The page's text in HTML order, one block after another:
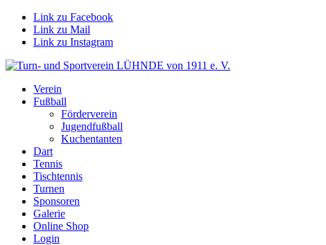
Link zu Facebook
Link zu Mail
Link zu Instagram
Verein
Fußball
Förderverein
Jugendfußball
Kuchentanten
Dart
Tennis
Tischtennis
Turnen
Sponsoren
Galerie
Online Shop
Login